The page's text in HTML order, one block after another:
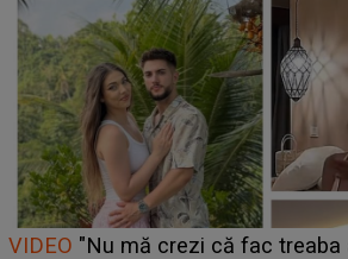
Cine este Bianca, tânăra clujeancă